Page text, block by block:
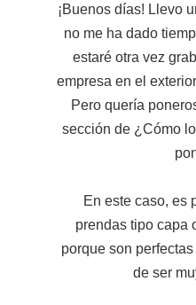
¡Buenos días! Llevo
no me ha dado
estaré otra vez
empresa en el
Pero quería
sección de ¿Cómo
En este caso, es
prendas tipo capa
porque son
de ser